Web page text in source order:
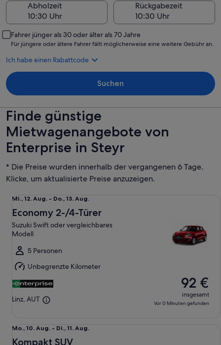
Abholzeit
Rückgabezeit
Fahrer jünger als 30 oder älter als 70 Jahre
Für jüngere oder ältere Fahrer fällt möglicherweise eine weitere Gebühr an.
Ich habe einen Rabattcode
Suchen
Finde günstige
Mietwagenangebote von
Enterprise in Steyr
* Die Preise wurden innerhalb der vergangenen 6 Tage.
Klicke, um aktualisierte Preise anzuzeigen.
Mi.,
12.
Aug.
bis
13.
Aug.
Mi., 12. Aug. - Do., 13. Aug.
Economy 2-/4-Türer
Suzuki Swift oder vergleichbares
Modell
5 Personen
Unbegrenzte Kilometer
Linz, AUT
92 €
insgesamt
Vor 0 Minuten gefunden
Mo.,
10.
Mo., 10. Aug. - Di., 11. Aug.
Kompakt SUV